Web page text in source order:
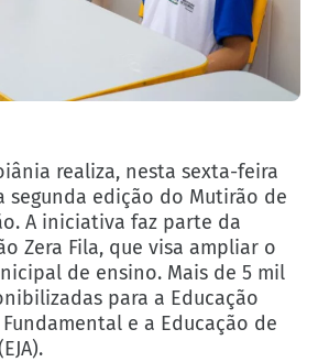
realiza, nesta sexta-feira
segunda edição do Mutirão de
A iniciativa faz parte da
Zera Fila, que visa ampliar o
de ensino. Mais de 5 mil
para a Educação
e a Educação de